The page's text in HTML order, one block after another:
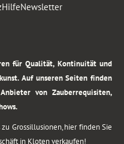
HilfeNewsletter
für Qualität, Kontinuität und
Auf unseren Seiten finden
von Zauberrequisiten,
Grossillusionen, hier finden Sie
in Kloten verkaufen!